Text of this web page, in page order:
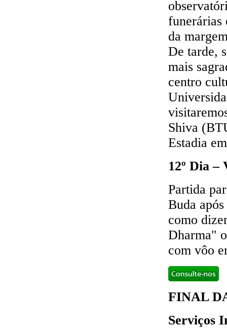
funerárias
da
De tarde,
mais
centro
Shiva
Estadia
12º Dia –
Partida
Buda
como
Dharma"
com vôo
FINAL
Serviços